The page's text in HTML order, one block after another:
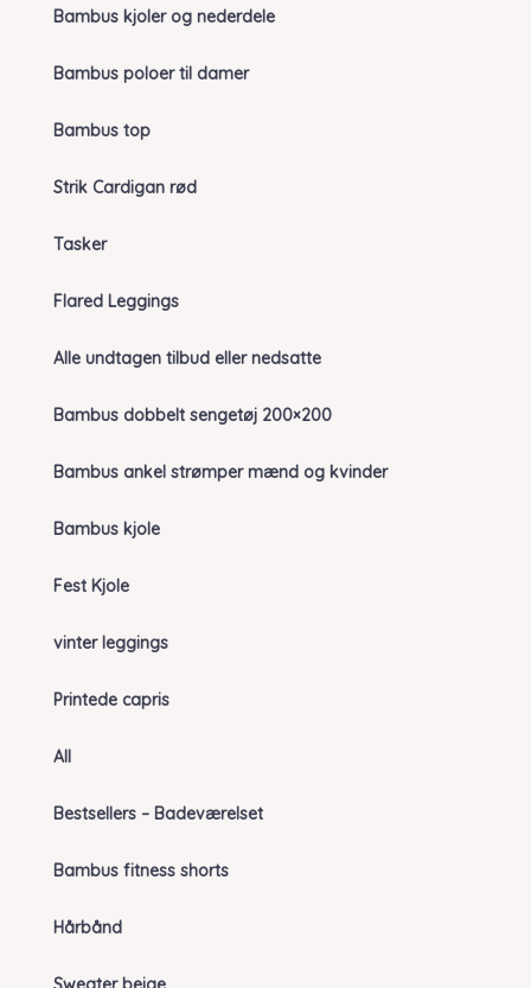
Bambus kjoler og nederdele
Bambus poloer til damer
Bambus top
Strik Cardigan rød
Tasker
Flared Leggings
Alle undtagen tilbud eller nedsatte
Bambus dobbelt sengetøj 200×200
Bambus ankel strømper mænd og kvinder
Bambus kjole
Fest Kjole
vinter leggings
Printede capris
All
Bestsellers – Badeværelset
Bambus fitness shorts
Hårbånd